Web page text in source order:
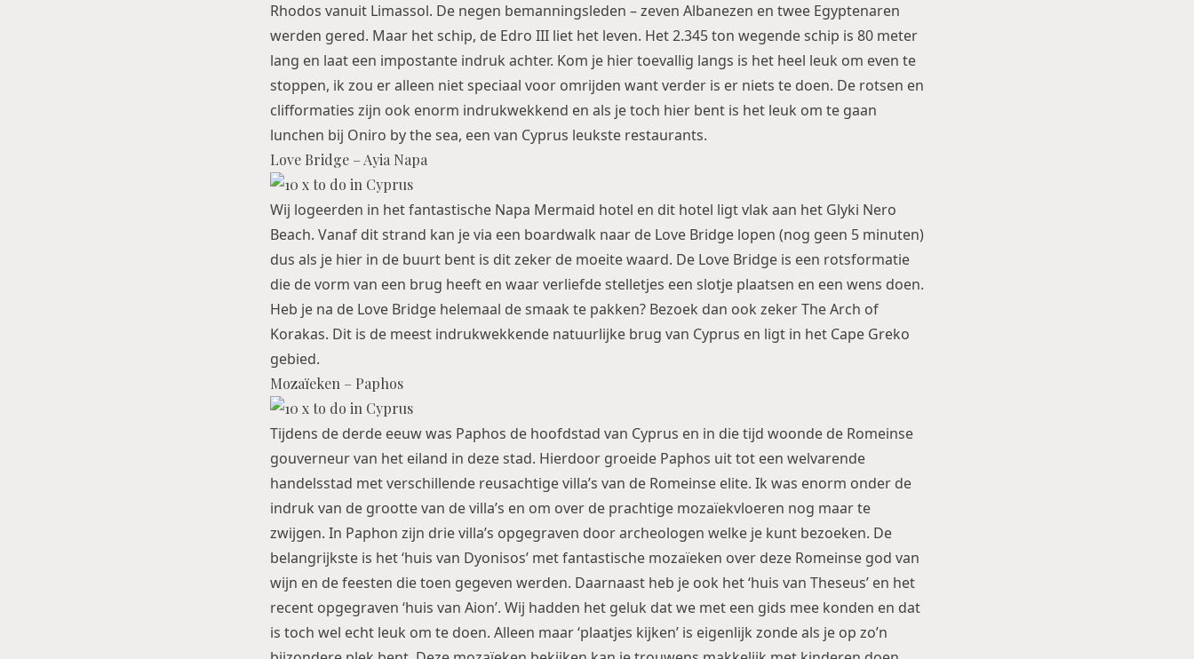
Rhodos vanuit Limassol. De negen bemanningsleden – zeven Albanezen en twee Egyptenaren
werden gered. Maar het schip, de Edro III liet het leven. Het 2.345 ton wegende schip is 80 meter
lang en laat een impostante indruk achter. Kom je hier toevallig langs is het heel leuk om even te
stoppen, ik zou er alleen niet speciaal voor omrijden want verder is er niets te doen. De rotsen en
clifformaties zijn ook enorm indrukwekkend en als je toch hier bent is het leuk om te gaan
lunchen bij Oniro by the sea, een van Cyprus leukste restaurants.
Love Bridge – Ayia Napa
Wij logeerden in het fantastische Napa Mermaid hotel en dit hotel ligt vlak aan het Glyki Nero
Beach. Vanaf dit strand kan je via een boardwalk naar de Love Bridge lopen (nog geen 5 minuten)
dus als je hier in de buurt bent is dit zeker de moeite waard. De Love Bridge is een rotsformatie
die de vorm van een brug heeft en waar verliefde stelletjes een slotje plaatsen en een wens doen.
Heb je na de Love Bridge helemaal de smaak te pakken? Bezoek dan ook zeker The Arch of
Korakas. Dit is de meest indrukwekkende natuurlijke brug van Cyprus en ligt in het Cape Greko
gebied.
Mozaïeken – Paphos
Tijdens de derde eeuw was Paphos de hoofdstad van Cyprus en in die tijd woonde de Romeinse
gouverneur van het eiland in deze stad. Hierdoor groeide Paphos uit tot een welvarende
handelsstad met verschillende reusachtige villa’s van de Romeinse elite. Ik was enorm onder de
indruk van de grootte van de villa’s en om over de prachtige mozaïekvloeren nog maar te
zwijgen. In Paphon zijn drie villa’s opgegraven door archeologen welke je kunt bezoeken. De
belangrijkste is het ‘huis van Dyonisos’ met fantastische mozaïeken over deze Romeinse god van
wijn en de feesten die toen gegeven werden. Daarnaast heb je ook het ‘huis van Theseus’ en het
recent opgegraven ‘huis van Aion’. Wij hadden het geluk dat we met een gids mee konden en dat
is toch wel echt leuk om te doen. Alleen maar ‘plaatjes kijken’ is eigenlijk zonde als je op zo’n